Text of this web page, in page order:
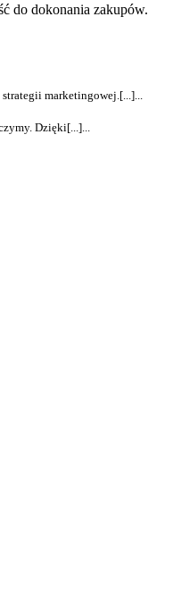
do dokonania zakupów.
marketingowej.[...]...
Dzięki[...]...